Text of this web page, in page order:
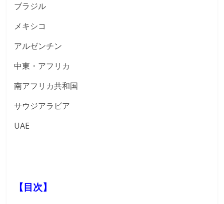
ブラジル
メキシコ
アルゼンチン
中東・アフリカ
南アフリカ共和国
サウジアラビア
UAE
【目次】